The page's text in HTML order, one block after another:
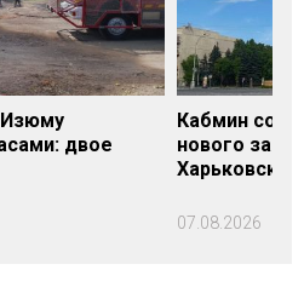
Изюму
двое
Кабмин
нового
07.08.2026